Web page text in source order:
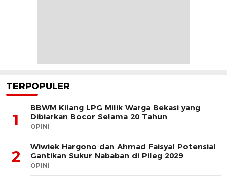
TERPOPULER
1
BBWM Kilang LPG Milik Warga Bekasi yang
Dibiarkan Bocor Selama 20 Tahun
OPINI
2
Wiwiek Hargono dan Ahmad Faisyal Potensial
Gantikan Sukur Nababan di Pileg 2029
OPINI